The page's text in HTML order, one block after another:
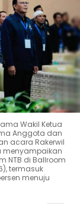
Wakil Ketua
Anggota dan
acara Rakerwil
menyampaikan
NTB di Ballroom
termasuk
menuju